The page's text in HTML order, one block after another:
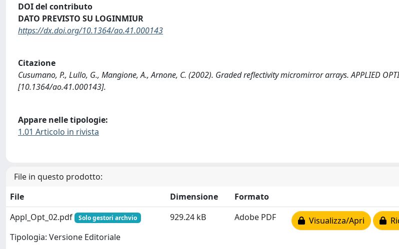
DOI del contributo
DATO PREVISTO SU LOGINMIUR
https://dx.doi.org/10.1364/ao.41.000143
Citazione
Cusumano, P., Lullo, G., Mangione, A., Arnone, C. (2002). Graded reflectivity micromirror arrays. APPLIED
[10.1364/ao.41.000143].
Appare nelle tipologie:
1.01 Articolo in rivista
File in questo prodotto:
File
Dimensione
Formato
Appl_Opt_02.pdf
Solo gestori archvio
Tipologia: Versione Editoriale
929.24 kB Adobe PDF Visualizza/Apri